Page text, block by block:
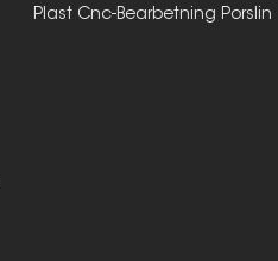
Plast Cnc-Bearbetning Porslin